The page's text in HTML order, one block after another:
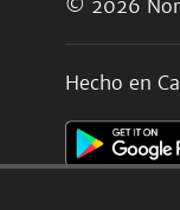
© 2026
Hecho en